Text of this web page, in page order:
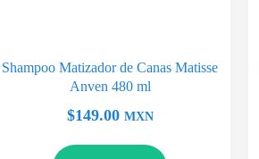
Shampoo Matizador de Canas Matisse
Anven 480 ml
$149.00 MXN